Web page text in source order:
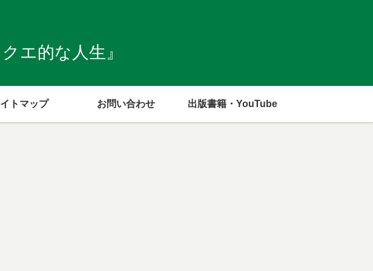
エ的な人生』
トマップ お問い合わせ 出版書籍・YouTube